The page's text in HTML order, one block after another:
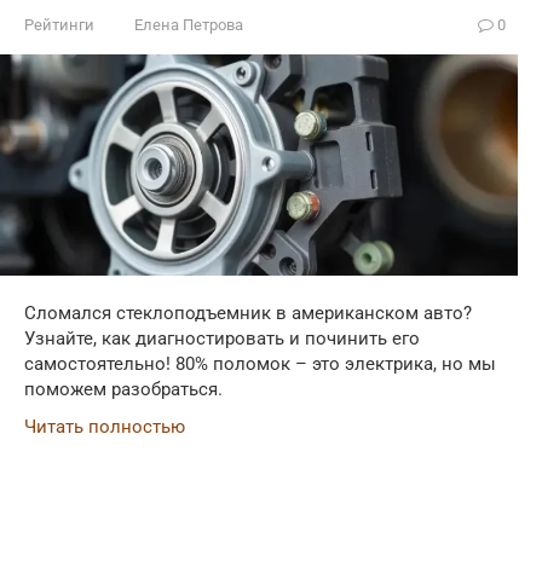
Рейтинги Елена Петрова 0
Сломался стеклоподъемник в американском авто?
Узнайте, как диагностировать и починить его
самостоятельно! 80% поломок – это электрика, но мы
поможем разобраться.
Читать полностью